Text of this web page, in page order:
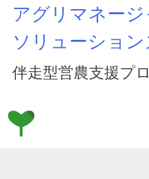
Skip
content
アグリマネー
ソリューショ
伴走型営農支援プ